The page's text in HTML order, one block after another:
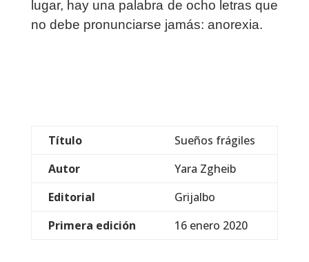
lugar, hay una palabra de ocho letras que
no debe pronunciarse jamás: anorexia.
Título
Sueños frágiles
Autor
Yara Zgheib
Editorial
Grijalbo
Primera edición
16 enero 2020